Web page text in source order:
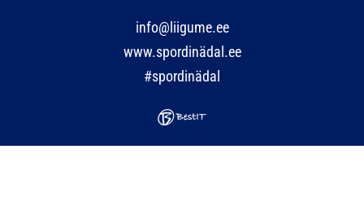
info@liigume.ee
www.spordinädal.ee
#spordinädal